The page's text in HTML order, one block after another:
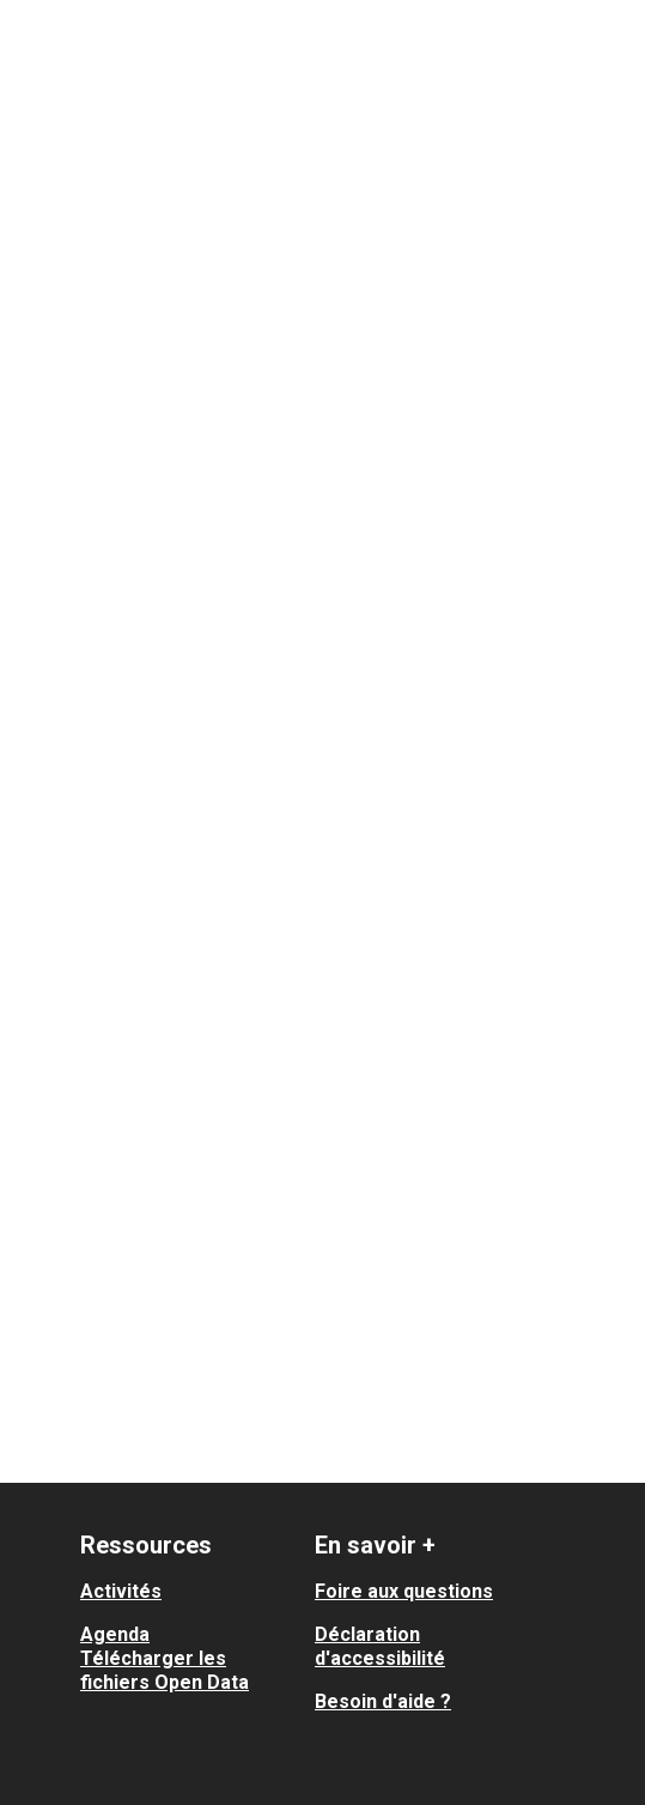
Ressources
Activités
Agenda
Télécharger les
fichiers Open Data
En savoir +
Foire aux questions
Déclaration
d'accessibilité
Besoin d'aide ?